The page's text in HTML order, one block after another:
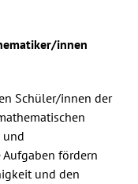
innen
Schüler/innen der
und
fördern
und den